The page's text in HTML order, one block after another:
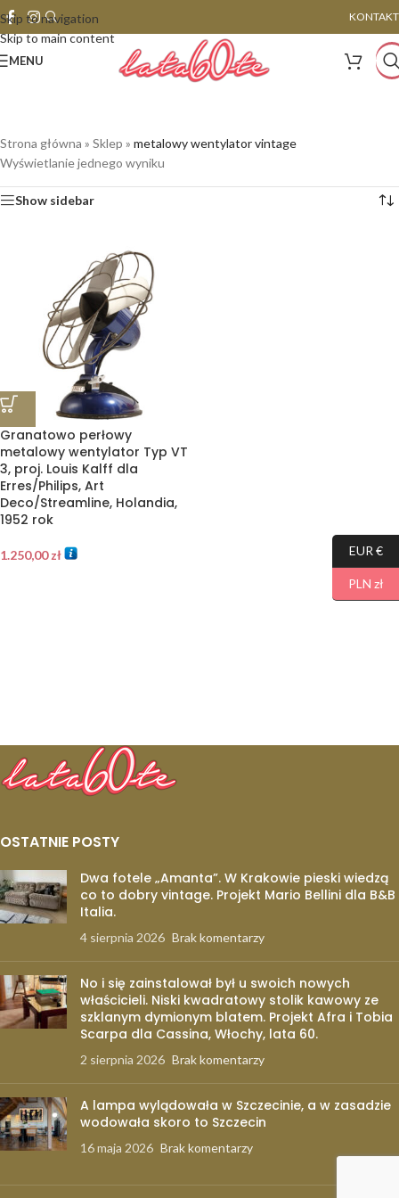
Skip to navigation
Skip to main content
KONTAKT
MENU
Strona główna » Sklep » metalowy wentylator vintage
Wyświetlanie jednego wyniku
Show sidebar
Granatowo perłowy
metalowy wentylator Typ VT
3, proj. Louis Kalff dla
Erres/Philips, Art
Deco/Streamline, Holandia,
1952 rok
1.250,00zł
OSTATNIE POSTY
Dwa fotele „Amanta”. W Krakowie pieski wiedzą
co to dobry vintage. Projekt Mario Bellini dla B&B
Italia.
4 sierpnia 2026 Brak komentarzy
No i się zainstalował był u swoich nowych
właścicieli. Niski kwadratowy stolik kawowy ze
szklanym dymionym blatem. Projekt Afra i Tobia
Scarpa dla Cassina, Włochy, lata 60.
2 sierpnia 2026 Brak komentarzy
A lampa wylądowała w Szczecinie, a w zasadzie
wodowała skoro to Szczecin
16 maja 2026 Brak komentarzy
EUR €
PLN zł